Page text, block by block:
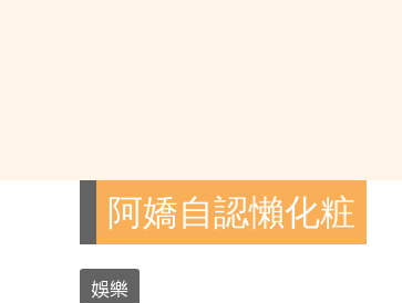
阿嬌自認懶化粧
娛樂